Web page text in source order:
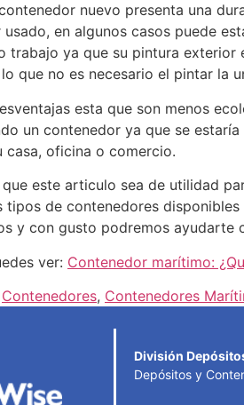
nuevo presenta una
en algunos casos puede
trabajo ya que su pintura
que no es necesario el pintar la
esta que son menos
un contenedor ya que se
casa, oficina o comercio.
que este articulo sea de utilidad
tipos de contenedores
y con gusto podremos ayudarte
ver: Contenedor marítimo:
Contenedores, Contenedores
División
Depósitos y